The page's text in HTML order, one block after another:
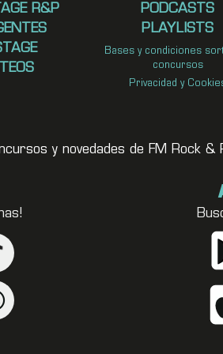
R&P
PODCASTS
PLAYLISTS
Bases y condiciones
concursos
Privacidad y
y novedades de FM Rock &